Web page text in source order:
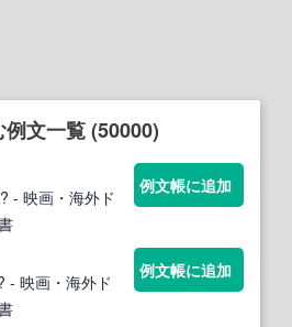
例文一覧 (50000)
- 映画・海外ド
例文帳に追加
- 映画・海外ド
例文帳に追加